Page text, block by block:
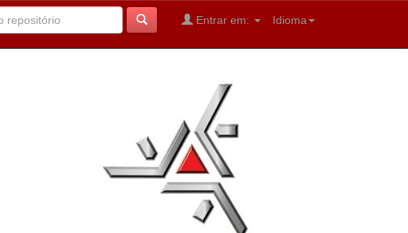
Idioma
Entrar em: